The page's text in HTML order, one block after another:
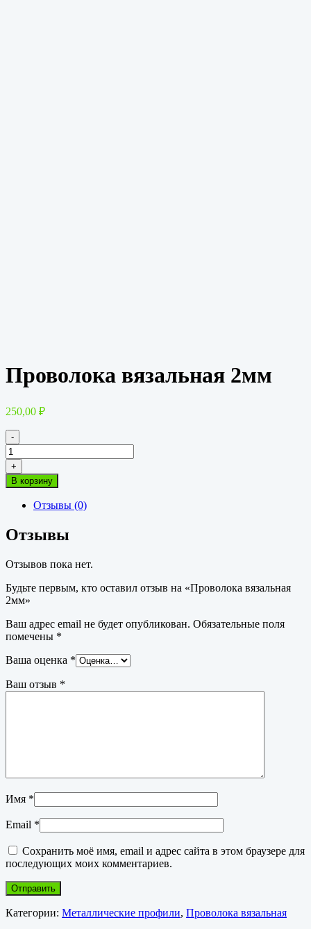
Проволока вязальная 2мм
250,00 ₽
-
Количество
товара
Проволока
вязальная
+
В корзину
Отзывы (0)
Отзывы
Отзывов пока нет.
Будьте первым, кто оставил отзыв на «Проволока вязальная
2мм»
Ваш адрес email не будет опубликован. Обязательные поля
помечены *
Ваша оценка *
Ваш отзыв *
Имя *
Email *
Сохранить моё имя, email и адрес сайта в этом браузере для
последующих моих комментариев.
Категории: Металлические профили, Проволока вязальная